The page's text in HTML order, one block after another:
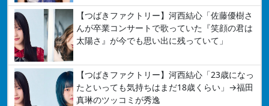
【つばきファクトリー】河西結心「佐藤優樹さ
んが卒業コンサートで歌っていた『笑顔の君は
太陽さ』が今でも思い出に残っていて」
【つばきファクトリー】河西結心「23歳になっ
たといっても気持ちはまだ18歳くらい」→福田
真琳のツッコミが秀逸